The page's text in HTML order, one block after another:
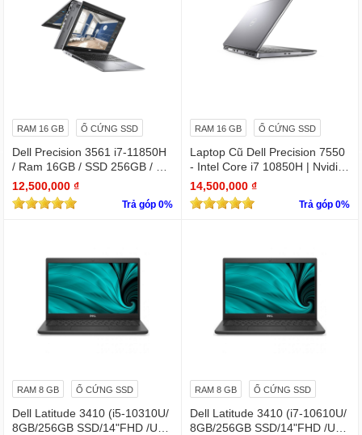
RAM 16 GB Ổ CỨNG SSD
Dell Precision 3561 i7-11850H
/ Ram 16GB / SSD 256GB / Mà
n 15.6″ IPS Full HD 1920×1080
IPS / VGA NVIDIA Quadro T60
0
12,500,000 ₫
Trả góp 0%
RAM 16 GB Ổ CỨNG SSD
Laptop Cũ Dell Precision 7550
- Intel Core i7 10850H | Nvidia
Quadro T1000
14,500,000 ₫
Trả góp 0%
RAM 8 GB Ổ CỨNG SSD
Dell Latitude 3410 (i5-10310U/
8GB/256GB SSD/14"FHD /UH
RAM 8 GB Ổ CỨNG SSD
Dell Latitude 3410 (i7-10610U/
8GB/256GB SSD/14"FHD /UH